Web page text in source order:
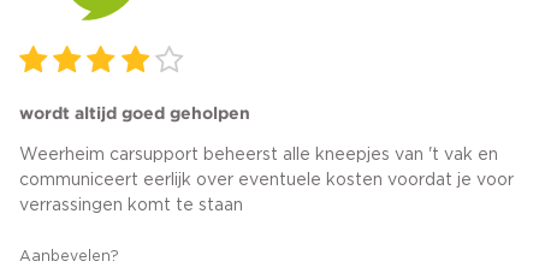
wordt altijd goed geholpen
Weerheim carsupport beheerst alle kneepjes van 't vak en
communiceert eerlijk over eventuele kosten voordat je voor
verrassingen komt te staan
Aanbevelen?